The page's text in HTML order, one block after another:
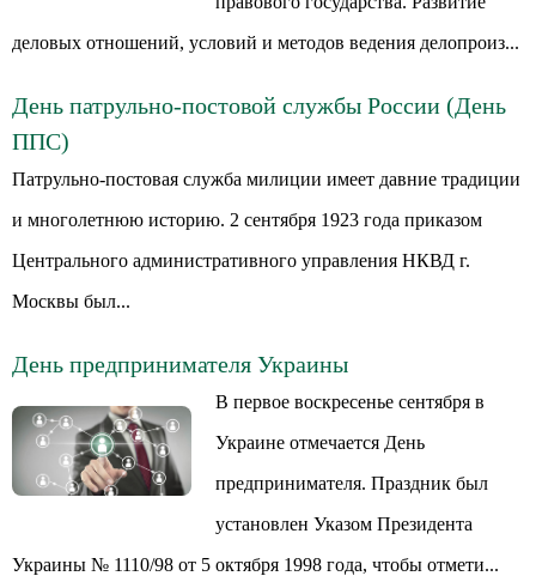
деловых отношений, условий и методов ведения делопроиз...
День патрульно-постовой службы России (День
ППС)
Патрульно-постовая служба милиции имеет давние традиции
и многолетнюю историю. 2 сентября 1923 года приказом
Центрального административного управления НКВД г.
Москвы был...
День предпринимателя Украины
В первое воскресенье сентября в
Украине отмечается День
предпринимателя. Праздник был
установлен Указом Президента
Украины № 1110/98 от 5 октября 1998 года, чтобы отмети...